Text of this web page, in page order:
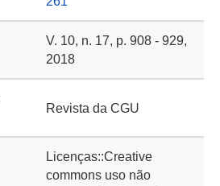
V. 10, n. 17, p. 908 - 929,
2018
Revista da CGU
Licenças::Creative
commons uso não